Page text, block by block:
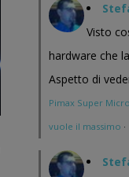
Visto
hardware che
Aspetto di
Pimax Super
vuole il massimo ·